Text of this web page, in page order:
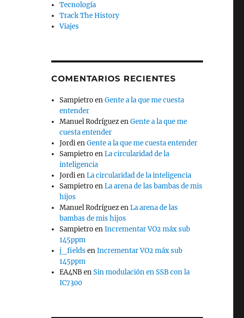
Tecnología
Track The History
Viajes
COMENTARIOS RECIENTES
SampietroenGente a la que me cuesta
entender
Manuel RodríguezenGente a la que me
cuesta entender
JordienGente a la que me cuesta entender
SampietroenLa circularidad de la
inteligencia
JordienLa circularidad de la inteligencia
SampietroenLa arena de las bambas de mis
hijos
Manuel RodríguezenLa arena de las
bambas de mis hijos
SampietroenIncrementar VO2 máx sub
145ppm
j_fields enIncrementar VO2 máx sub
145ppm
EA4NBenSin modulación en SSB con la
IC7300